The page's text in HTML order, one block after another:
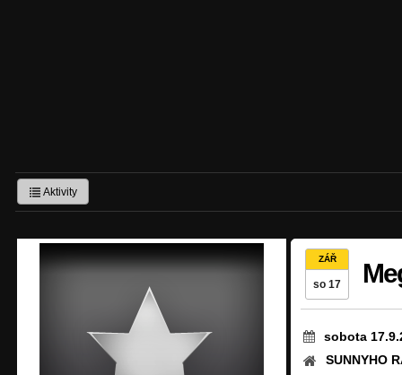
Aktivity
ZÁŘ
so 17
sobota
SUNNYHO